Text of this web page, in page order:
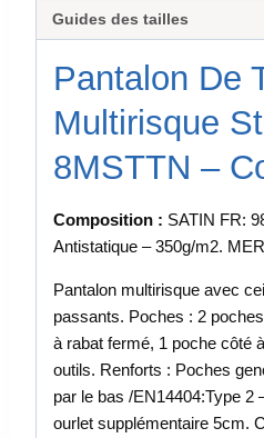
Guides des tailles
Pantalon De
Multirisque
8MSTTN –
Composition : SATIN FR:
Antistatique – 350g/m2.
Pantalon multirisque avec
passants. Poches : 2
à rabat fermé, 1 poche côté
outils. Renforts : Poches
par le bas /EN14404:Type 2
ourlet supplémentaire 5cm.